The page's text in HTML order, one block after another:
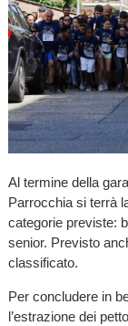
Al termine della
Parrocchia si terrà
categorie previste:
senior. Previsto
classificato.
Per concludere in
l’estrazione dei